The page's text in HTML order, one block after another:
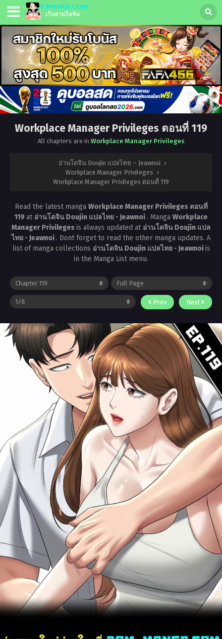
Workplace Manager Privileges ตอนที่ 119
All chapters are in Workplace Manager Privileges
อ่านโดจิน Doujin แปลไทย – Jeawnoi ›
Workplace Manager Privileges ›
Workplace Manager Privileges ตอนที่ 119
Read the latest manga Workplace Manager Privileges ตอนที่
119 at อ่านโดจิน Doujin แปลไทย - Jeawnoi . Manga Workplace
Manager Privileges is always updated at อ่านโดจิน Doujin แปล
ไทย - Jeawnoi . Dont forget to read the other manga updates. A
list of manga collections อ่านโดจิน Doujin แปลไทย - Jeawnoiis
in the Manga List menu.
Prev Next